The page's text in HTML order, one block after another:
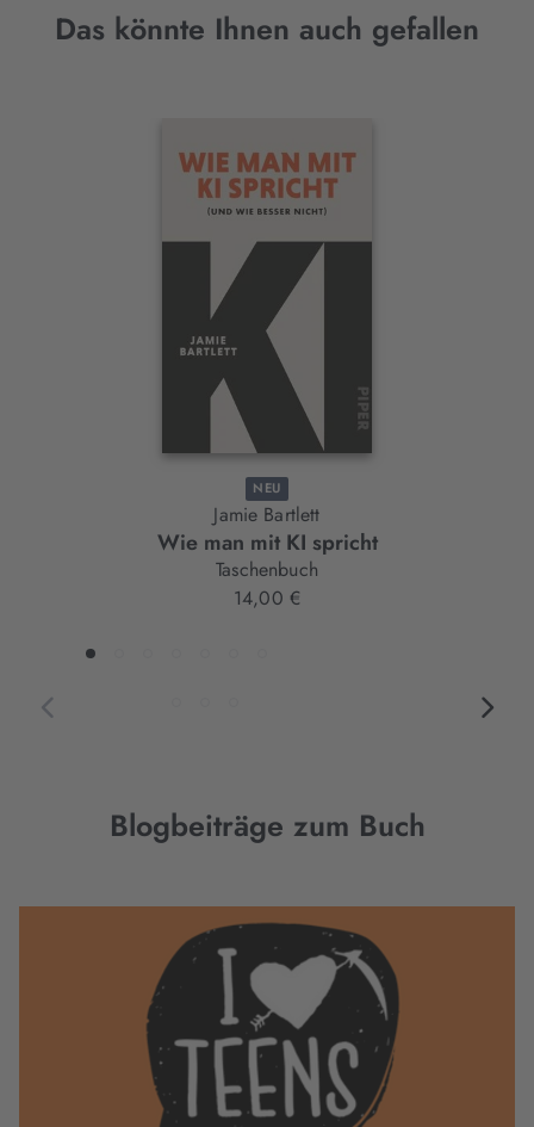
Das könnte Ihnen auch gefallen
Interaktives
NEU
Jamie Bartlett
Wie man mit KI spricht
Taschenbuch
14,00 €
Blogbeiträge zum Buch